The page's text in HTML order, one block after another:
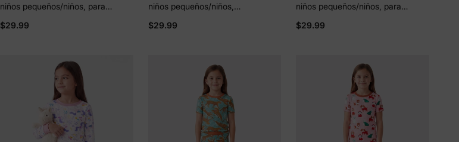
niños pequeños/niños, para
para las 4 estaciones (ajuste
$29.99
niños pequeños/niños,
las 4 estaciones (ajustado), azul
$29.99
niños pequeños/niños, para
las 4 estaciones (ajustado), color
$29.99